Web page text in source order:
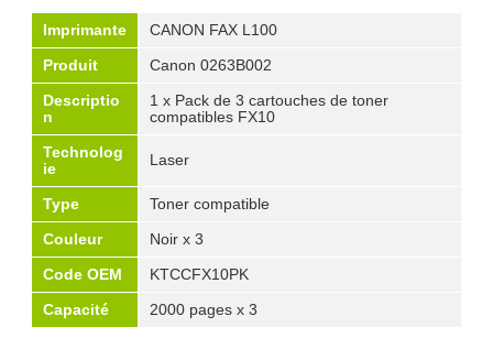
Imprimante
CANON FAX L100
Produit
Canon 0263B002
Descriptio
n
1 x Pack de 3 cartouches de toner
compatibles FX10
Technolog
ie
Laser
Type
Toner compatible
Couleur
Noir x 3
Code OEM
KTCCFX10PK
Capacité
2000 pages x 3